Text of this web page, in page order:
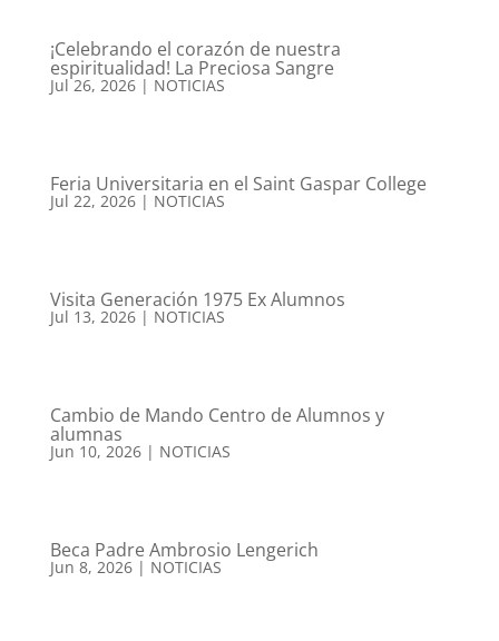
¡Celebrando el corazón de nuestra
espiritualidad! La Preciosa Sangre
Jul 26, 2026| NOTICIAS
Feria Universitaria en el Saint Gaspar College
Jul 22, 2026| NOTICIAS
Visita Generación 1975 Ex Alumnos
Jul 13, 2026| NOTICIAS
Cambio de Mando Centro de Alumnos y
alumnas
Jun 10, 2026| NOTICIAS
Beca Padre Ambrosio Lengerich
Jun 8, 2026| NOTICIAS